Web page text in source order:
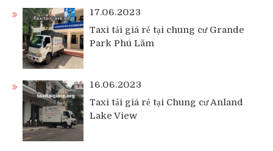
17.06.2023
Taxi tải giá rẻ tại chung cư Grande
Park Phú Lãm
16.06.2023
Taxi tải giá rẻ tại Chung cư Anland
Lake View